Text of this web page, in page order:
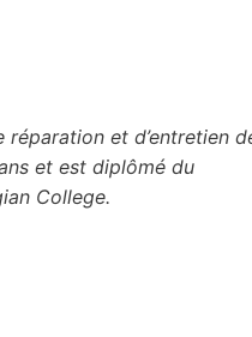
et d’entretien
et est diplômé du
College.